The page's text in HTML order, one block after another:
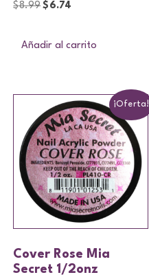
$8.99 $ 6.74
Añadir al carrito
¡Oferta!
Cover Rose Mia
Secret 1/2onz